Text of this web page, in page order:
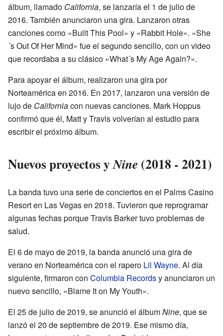
álbum, llamado California, se lanzaría el 1 de julio de
2016. También anunciaron una gira. Lanzaron otras
canciones como «Built This Pool» y «Rabbit Hole». «She
´s Out Of Her Mind» fue el segundo sencillo, con un video
que recordaba a su clásico «What´s My Age Again?».
Para apoyar el álbum, realizaron una gira por
Norteamérica en 2016. En 2017, lanzaron una versión de
lujo de Californiacon nuevas canciones. Mark Hoppus
confirmó que él, Matt y Travis volverían al estudio para
escribir el próximo álbum.
Nuevos proyectos yNine (2018 - 2021)
La banda tuvo una serie de conciertos en el Palms Casino
Resort en Las Vegas en 2018. Tuvieron que reprogramar
algunas fechas porque Travis Barker tuvo problemas de
salud.
El 6 de mayo de 2019, la banda anunció una gira de
verano en Norteamérica con el rapero Lil Wayne. Al día
siguiente, firmaron con Columbia Recordsy anunciaron un
nuevo sencillo, «Blame It on My Youth».
El 25 de julio de 2019, se anunció el álbumNine, que se
lanzó el 20 de septiembre de 2019. Ese mismo día,